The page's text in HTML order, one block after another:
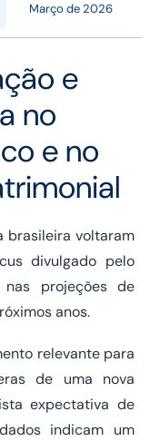
Março de 2026
e
no
e no
brasileira voltaram
divulgado pelo
projeções de
anos.
relevante para
de uma nova
expectativa de
indicam um